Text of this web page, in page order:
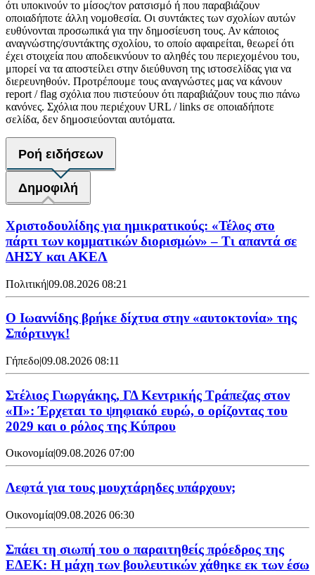
ότι υποκινούν το μίσος/τον ρατσισμό ή που παραβιάζουν
οποιαδήποτε άλλη νομοθεσία. Οι συντάκτες των σχολίων αυτών
ευθύνονται προσωπικά για την δημοσίευση τους. Αν κάποιος
αναγνώστης/συντάκτης σχολίου, το οποίο αφαιρείται, θεωρεί ότι
έχει στοιχεία που αποδεικνύουν το αληθές του περιεχομένου του,
μπορεί να τα αποστείλει στην διεύθυνση της ιστοσελίδας για να
διερευνηθούν. Προτρέπουμε τους αναγνώστες μας να κάνουν
report / flag σχόλια που πιστεύουν ότι παραβιάζουν τους πιο πάνω
κανόνες. Σχόλια που περιέχουν URL / links σε οποιαδήποτε
σελίδα, δεν δημοσιεύονται αυτόματα.
Ροή ειδήσεων
Δημοφιλή
Χριστοδουλίδης για ημικρατικούς: «Τέλος στο
πάρτι των κομματικών διορισμών» – Τι απαντά σε
ΔΗΣΥ και ΑΚΕΛ
Πολιτική|09.08.2026 08:21
Ο Ιωαννίδης βρήκε δίχτυα στην «αυτοκτονία» της
Σπόρτινγκ!
Γήπεδο|09.08.2026 08:11
Στέλιος Γιωργάκης, ΓΔ Κεντρικής Τράπεζας στον
«Π»: Έρχεται το ψηφιακό ευρώ, ο ορίζοντας του
2029 και ο ρόλος της Κύπρου
Οικονομία|09.08.2026 07:00
Λεφτά για τους μουχτάρηδες υπάρχουν;
Οικονομία|09.08.2026 06:30
Σπάει τη σιωπή του ο παραιτηθείς πρόεδρος της
ΕΔΕΚ: Η μάχη των βουλευτικών χάθηκε εκ των έσω